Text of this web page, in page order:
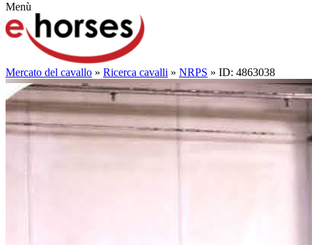
Menù
Mercato del cavallo » Ricerca cavalli » NRPS » ID: 4863038